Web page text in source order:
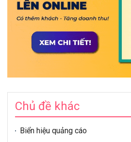
Chủ đề khác
Biển hiệu quảng cáo